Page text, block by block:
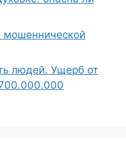
людей. Ущерб от